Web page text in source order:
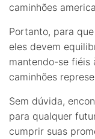
caminhões
Portanto, para
eles devem
mantendo-se fiéis
caminhões
Sem dúvida,
para qualquer
cumprir suas